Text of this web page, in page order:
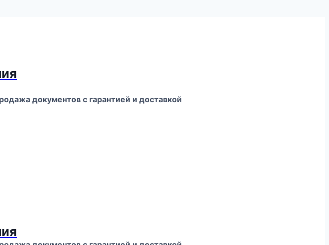
документов с гарантией и доставкой